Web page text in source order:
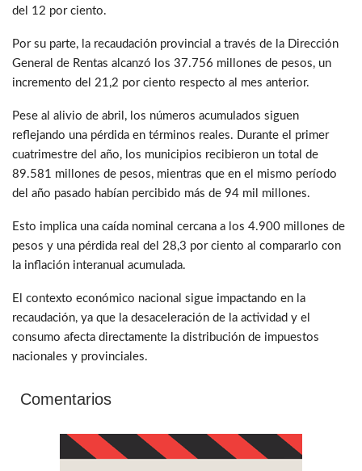
del 12 por ciento.
Por su parte, la recaudación provincial a través de la Dirección
General de Rentas alcanzó los 37.756 millones de pesos, un
incremento del 21,2 por ciento respecto al mes anterior.
Pese al alivio de abril, los números acumulados siguen
reflejando una pérdida en términos reales. Durante el primer
cuatrimestre del año, los municipios recibieron un total de
89.581 millones de pesos, mientras que en el mismo período
del año pasado habían percibido más de 94 mil millones.
Esto implica una caída nominal cercana a los 4.900 millones de
pesos y una pérdida real del 28,3 por ciento al compararlo con
la inflación interanual acumulada.
El contexto económico nacional sigue impactando en la
recaudación, ya que la desaceleración de la actividad y el
consumo afecta directamente la distribución de impuestos
nacionales y provinciales.
Comentarios